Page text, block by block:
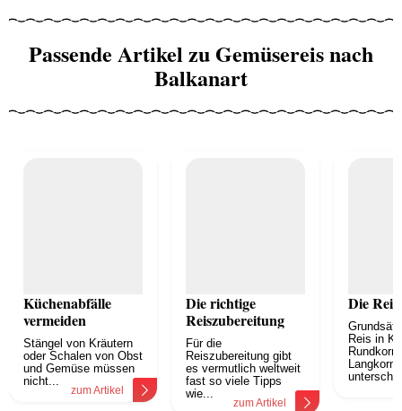
Passende Artikel zu Gemüsereis nach
Balkanart
Küchenabfälle
vermeiden
Stängel von Kräutern
oder Schalen von Obst
und Gemüse müssen
nicht...
zum Artikel
Die richtige
Reiszubereitung
Für die
Reiszubereitung gibt
es vermutlich weltweit
fast so viele Tipps
wie...
zum Artikel
Die
Reis in